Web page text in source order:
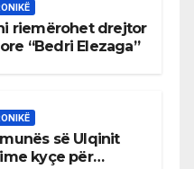
riemërohet drejtor
“Bedri Elezaga”
së Ulqinit
kyçe për